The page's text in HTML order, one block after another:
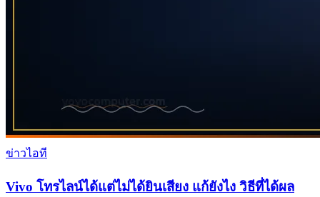
ข่าวไอที
Vivo โทรไลน์ได้แต่ไม่ได้ยินเสียง แก้ยังไง วิธีที่ได้ผล